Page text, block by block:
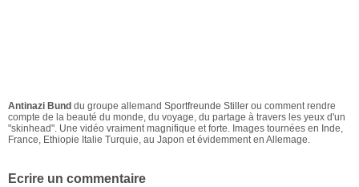
Antinazi Bund du groupe allemand Sportfreunde Stiller ou comment rendre
compte de la beauté du monde, du voyage, du partage à travers les yeux d'un
"skinhead". Une vidéo vraiment magnifique et forte. Images tournées en Inde,
France, Ethiopie Italie Turquie, au Japon et évidemment en Allemage.
Ecrire un commentaire